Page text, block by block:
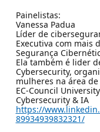
Painelistas:
Vanessa Padua
Líder de
Executiva com mais
Segurança
Ela também é lider
Cybersecurity,
mulheres na área
EC-Council
Cybersecurity & IA
https://
89934939832321/